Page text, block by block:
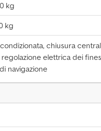
kg
kg
chiusura
elettrica dei
navigazione